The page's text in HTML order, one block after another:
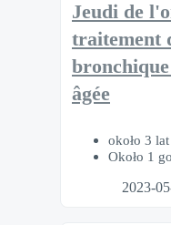
Jeudi de
traitement
âgée
około 3
Około 1
2023-